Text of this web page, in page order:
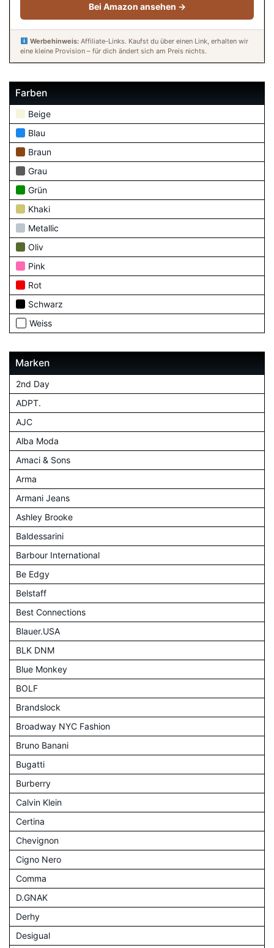
Bei Amazon ansehen →
Werbehinweis:Affiliate-Links. Kaufst du über einen Link, erhalten wir
eine kleine Provision – für dich ändert sich am Preis nichts.
Farben
Beige
Blau
Braun
Grau
Grün
Khaki
Metallic
Oliv
Pink
Rot
Schwarz
Weiss
Marken
2nd Day
ADPT.
AJC
Alba Moda
Amaci & Sons
Arma
Armani Jeans
Ashley Brooke
Baldessarini
Barbour International
Be Edgy
Belstaff
Best Connections
Blauer.USA
BLK DNM
Blue Monkey
BOLF
Brandslock
Broadway NYC Fashion
Bruno Banani
Bugatti
Burberry
Calvin Klein
Certina
Chevignon
Cigno Nero
Comma
D.GNAK
Derhy
Desigual